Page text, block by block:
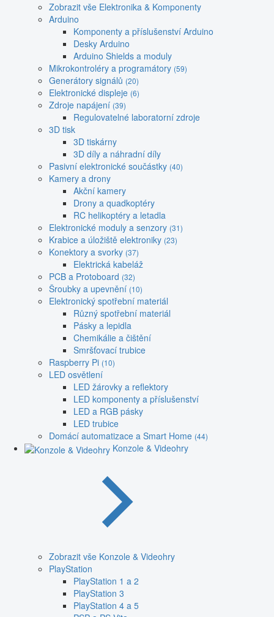
Zobrazit vše Elektronika & Komponenty
Arduino
Komponenty a příslušenství Arduino
Desky Arduino
Arduino Shields a moduly
Mikrokontroléry a programátory (59)
Generátory signálů (20)
Elektronické displeje (6)
Zdroje napájení (39)
Regulovatelné laboratorní zdroje
3D tisk
3D tiskárny
3D díly a náhradní díly
Pasivní elektronické součástky (40)
Kamery a drony
Akční kamery
Drony a quadkoptéry
RC helikoptéry a letadla
Elektronické moduly a senzory (31)
Krabice a úložiště elektroniky (23)
Konektory a svorky (37)
Elektrická kabeláž
PCB a Protoboard (32)
Šroubky a upevnění (10)
Elektronický spotřební materiál
Různý spotřební materiál
Pásky a lepidla
Chemikálie a čištění
Smršťovací trubice
Raspberry Pi (10)
LED osvětlení
LED žárovky a reflektory
LED komponenty a příslušenství
LED a RGB pásky
LED trubice
Domácí automatizace a Smart Home (44)
Konzole & Videohry
Zobrazit vše Konzole & Videohry
PlayStation
PlayStation 1 a 2
PlayStation 3
PlayStation 4 a 5